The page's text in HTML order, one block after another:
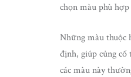
chọn màu phù
Những màu thuộc
định, giúp củng
các màu này